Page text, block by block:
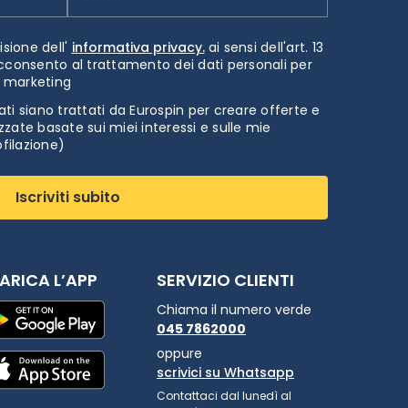
dell' informativa privacy.ai sensi dell'art. 13
al trattamento dei dati personali per
siano trattati da Eurospin per creare offerte e
basate sui miei interessi e sulle mie
Iscriviti subito
L’APP SERVIZIO CLIENTI
Chiama il numero verde
045 7862000
oppure
scrivici su Whatsapp
Contattaci dal lunedì al